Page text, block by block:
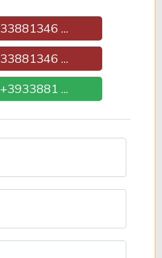
33881346 ...
33881346 ...
+3933881 ...